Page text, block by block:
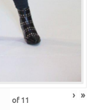
of 11 › »